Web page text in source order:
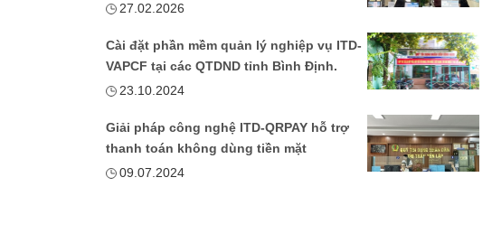
27.02.2026
Cài đặt phần mềm quản lý nghiệp vụ ITD-
VAPCF tại các QTDND tỉnh Bình Định.
23.10.2024
Giải pháp công nghệ ITD-QRPAY hỗ trợ
thanh toán không dùng tiền mặt
09.07.2024